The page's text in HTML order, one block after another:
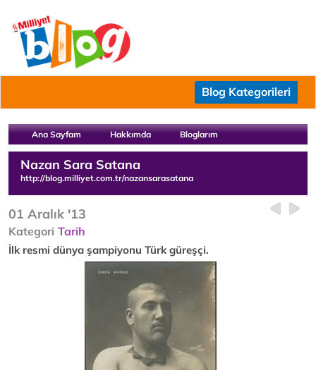
Blog Kategorileri
Ana Sayfam Hakkımda Bloglarım
Nazan Sara Satana
http://blog.milliyet.com.tr/nazansarasatana
01 Aralık '13
Kategori Tarih
İlk resmi dünya şampiyonu Türk güreşçi.